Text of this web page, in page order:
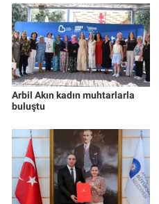
Arbil Akın kadın muhtarlarla
buluştu